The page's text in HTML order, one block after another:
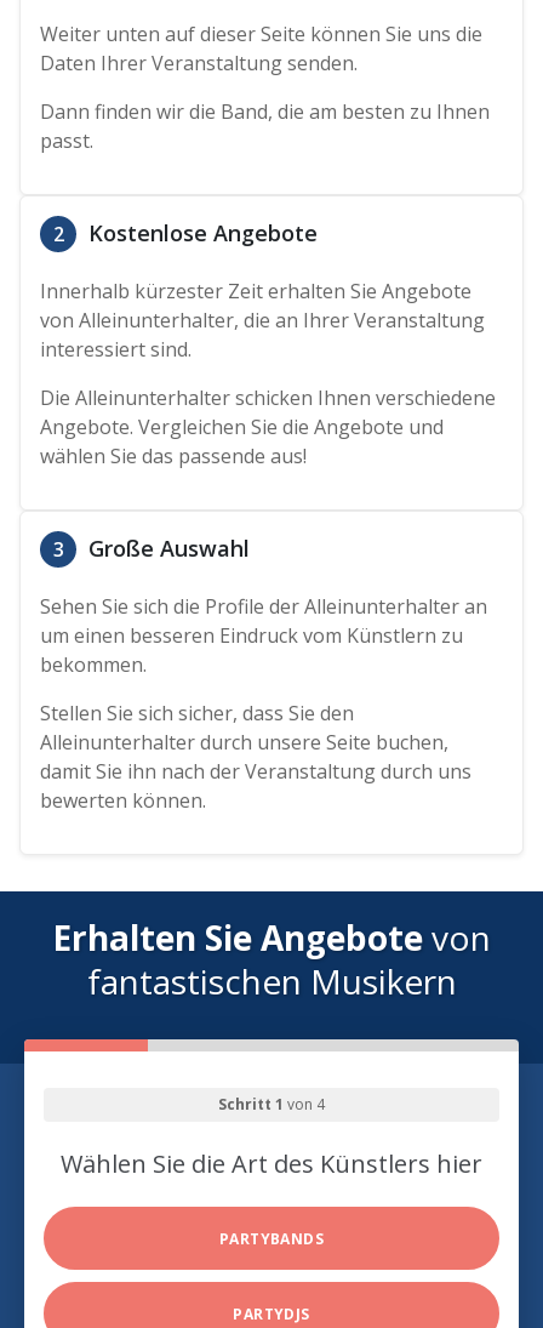
Weiter unten auf dieser Seite können Sie uns die
Daten Ihrer Veranstaltung senden.
Dann finden wir die Band, die am besten zu Ihnen
passt.
2 Kostenlose Angebote
Innerhalb kürzester Zeit erhalten Sie Angebote
von Alleinunterhalter, die an Ihrer Veranstaltung
interessiert sind.
Die Alleinunterhalter schicken Ihnen verschiedene
Angebote. Vergleichen Sie die Angebote und
wählen Sie das passende aus!
3 Große Auswahl
Sehen Sie sich die Profile der Alleinunterhalter an
um einen besseren Eindruck vom Künstlern zu
bekommen.
Stellen Sie sich sicher, dass Sie den
Alleinunterhalter durch unsere Seite buchen,
damit Sie ihn nach der Veranstaltung durch uns
bewerten können.
Erhalten Sie Angebotevon
fantastischen Musikern
Schritt 1 von 4
Wählen Sie die Art des Künstlers hier
PARTYBANDS
PARTYDJS